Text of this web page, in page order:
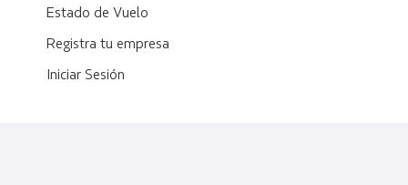
Estado de Vuelo
Registra tu empresa
Iniciar Sesión